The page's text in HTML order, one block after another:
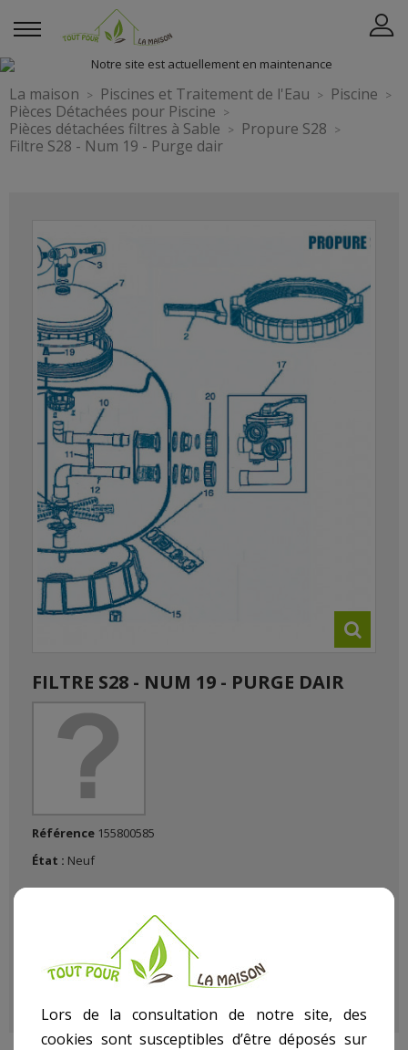
La maison Piscines et Traitement de l'Eau
Piscine
Pièces Détachées pour Piscine
Pièces détachées filtres à Sable
Propure S28
Filtre S28 - Num 19 - Purge dair
FILTRE S28 - NUM 19 - PURGE DAIR
Référence 155800585
État : Neuf
Lors de la consultation de notre site, des
cookies sont susceptibles d’être déposés sur